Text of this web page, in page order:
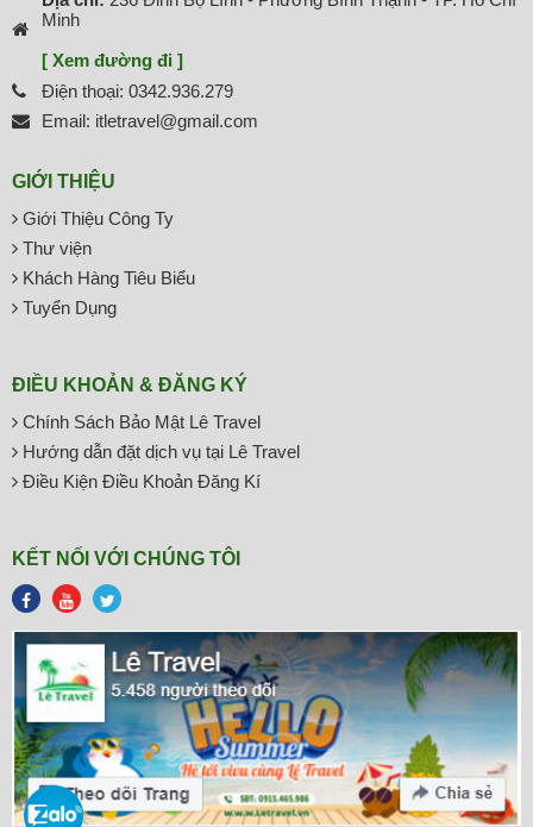
Minh
[ Xem đường đi ]
Điện thoại: 0342.936.279
Email: itletravel@gmail.com
GIỚI THIỆU
Giới Thiệu Công Ty
Thư viện
Khách Hàng Tiêu Biểu
Tuyển Dụng
ĐIỀU KHOẢN & ĐĂNG KÝ
Chính Sách Bảo Mật Lê Travel
Hướng dẫn đặt dịch vụ tại Lê Travel
Điều Kiện Điều Khoản Đăng Kí
KẾT NỐI VỚI CHÚNG TÔI